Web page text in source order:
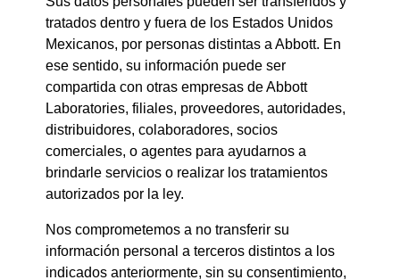
tratados dentro y fuera de los Estados Unidos
Mexicanos, por personas distintas a Abbott. En
ese sentido, su información puede ser
compartida con otras empresas de Abbott
Laboratories, filiales, proveedores, autoridades,
distribuidores, colaboradores, socios
comerciales, o agentes para ayudarnos a
brindarle servicios o realizar los tratamientos
autorizados por la ley.
Nos comprometemos a no transferir su
información personal a terceros distintos a los
indicados anteriormente, sin su consentimiento,